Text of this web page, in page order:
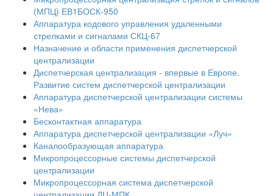
(МПЦ) ЕВ1БОСК-950
Аппаратура кодового управления удаленными
стрелками и сигналами СКЦ-67
Назначение и области применения диспетчерской
централизации
Диспетчерская централизация - впервые в Европе.
Развитие систем диспетчерской централизации
Аппаратура диспетчерской централизации системы
«Нева»
Бесконтактная аппаратура
Аппаратура диспетчерской централизации «Луч»
Каналообразующая аппаратура
Микропроцессорные системы диспетчерской
централизации
Микропроцессорная система диспетчерской